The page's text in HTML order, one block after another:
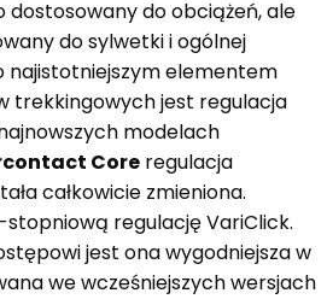
dostosowany do obciążeń, ale
do sylwetki i ogólnej
najistotniejszym elementem
trekkingowych jest regulacja
modelach
Core regulacja
całkowicie zmieniona.
regulację VariClick.
jest ona wygodniejsza w
we wcześniejszych wersjach